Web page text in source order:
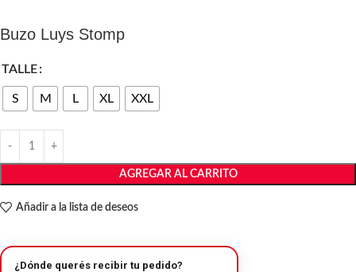
Buzo Luys Stomp
TALLE
S M L XL XXL
AGREGAR AL CARRITO
Añadir a la lista de deseos
¿Dónde querés recibir tu pedido?